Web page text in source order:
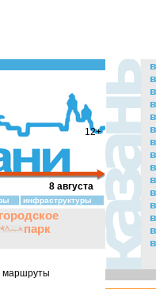
12+
8 августа
инфраструктуры
городское
парк
маршруты